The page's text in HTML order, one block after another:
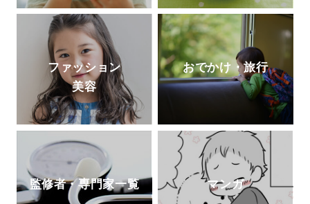
ファッション
美容
おでかけ・旅行
監修者・専門家一覧 マンガ